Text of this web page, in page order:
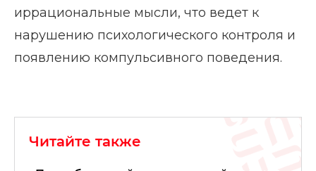
иррациональные мысли, что ведет к
нарушению психологического контроля и
появлению компульсивного поведения.
Читайте также